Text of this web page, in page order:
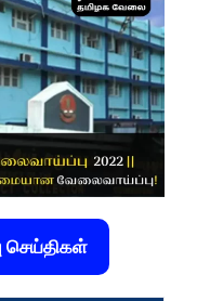
செய்திகள்